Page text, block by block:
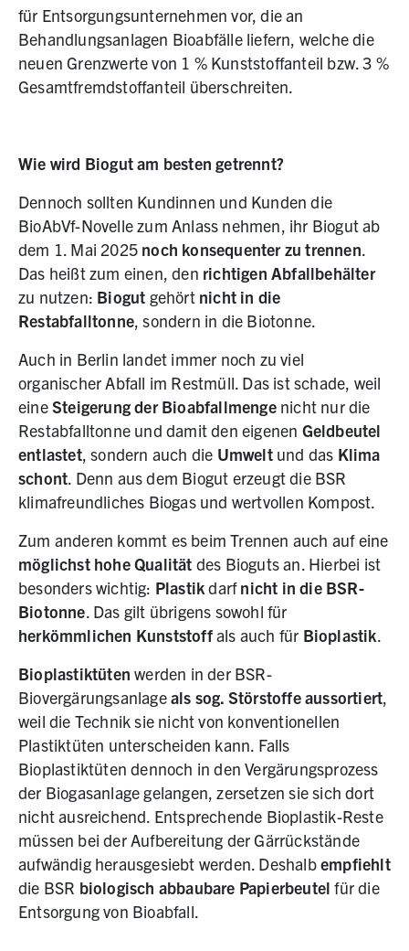
für Entsorgungsunternehmen vor, die an
Behandlungsanlagen Bioabfälle liefern, welche die
neuen Grenzwerte von 1 % Kunststoffanteil bzw. 3 %
Gesamtfremdstoffanteil überschreiten.
Wie wird Biogut am besten getrennt?
Dennoch sollten Kundinnen und Kunden die
BioAbVf-Novelle zum Anlass nehmen, ihr Biogut ab
dem 1. Mai 2025 noch konsequenter zu trennen.
Das heißt zum einen, den richtigen Abfallbehälter
zu nutzen: Biogut gehört nicht in die
Restabfalltonne, sondern in die Biotonne.
Auch in Berlin landet immer noch zu viel
organischer Abfall im Restmüll. Das ist schade, weil
eineSteigerung der Bioabfallmengenicht nur die
Restabfalltonne und damit den eigenen Geldbeutel
entlastet, sondern auch die Umweltund das Klima
schont. Denn aus dem Biogut erzeugt die BSR
klimafreundliches Biogas und wertvollen Kompost.
Zum anderen kommt es beim Trennen auch auf eine
möglichst hohe Qualität des Bioguts an. Hierbei ist
besonders wichtig: Plastikdarfnicht in die BSR-
Biotonne. Das gilt übrigens sowohl für
herkömmlichen Kunststoffals auch für Bioplastik.
Bioplastiktüten werden in der BSR-
Biovergärungsanlageals sog. Störstoffe aussortiert,
weil die Technik sie nicht von konventionellen
Plastiktüten unterscheiden kann. Falls
Bioplastiktüten dennoch in den Vergärungsprozess
der Biogasanlage gelangen, zersetzen sie sich dort
nicht ausreichend. Entsprechende Bioplastik-Reste
müssen bei der Aufbereitung der Gärrückstände
aufwändig herausgesiebt werden. Deshalbempfiehlt
die BSR biologisch abbaubare Papierbeutel für die
Entsorgung von Bioabfall.